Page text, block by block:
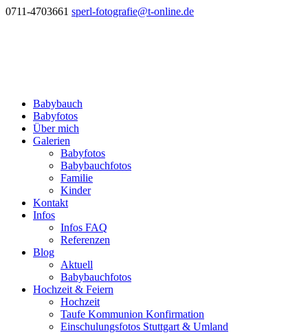
0711-4703661 sperl-fotografie@t-online.de
Babybauch
Babyfotos
Über mich
Galerien
Babyfotos
Babybauchfotos
Familie
Kinder
Kontakt
Infos
Infos FAQ
Referenzen
Blog
Aktuell
Babybauchfotos
Hochzeit & Feiern
Hochzeit
Taufe Kommunion Konfirmation
Einschulungsfotos Stuttgart & Umland